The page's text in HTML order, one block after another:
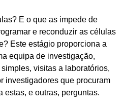
E o que as impede de
e reconduzir as células
Este estágio proporciona a
equipa de investigação,
visitas a laboratórios,
investigadores que procuram
estas, e outras, perguntas.